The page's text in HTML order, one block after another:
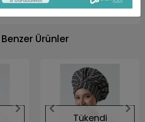
Benzer Ürünler
Tükendi